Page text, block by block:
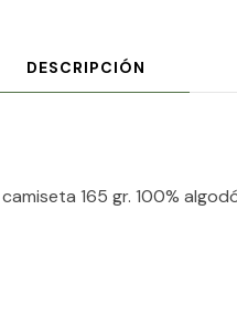
DESCRIPCIÓN
camiseta 165 gr. 100%